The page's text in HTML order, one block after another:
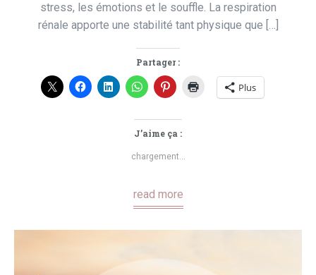
stress, les émotions et le souffle. La respiration
rénale apporte une stabilité tant physique que […]
Partager :
Plus
J’aime ça :
chargement…
read more